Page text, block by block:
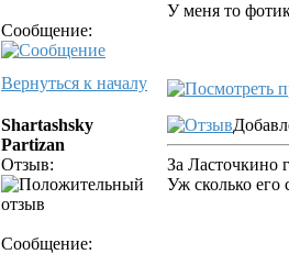
Сообщение:
У меня то
Вернуться к началу
Shartashsky
Partizan
Отзыв:
Сообщение:
За Ласточкино
Уж сколько